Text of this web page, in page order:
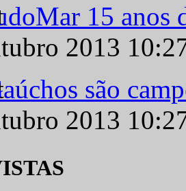
15 anos
2013
são
2013